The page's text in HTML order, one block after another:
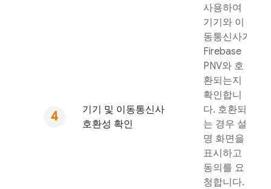
기기 및 이동통신사
호환성 확인
사용하여
기기와 이
동통신사가
Firebase
PNV와 호
환되는지
확인합니
다. 호환되
는 경우 설
명 화면을
표시하고
동의를 요
청합니다.